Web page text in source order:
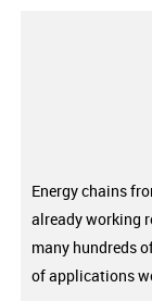
Energy chains
already working
many hundreds
of applications